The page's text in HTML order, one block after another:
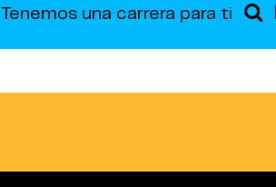
Tenemos una carrera para ti